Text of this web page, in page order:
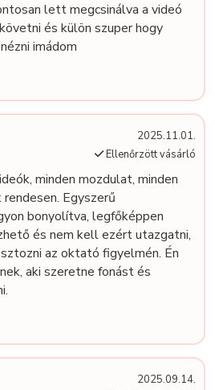
lett megcsinálva a videó
és külön szuper hogy
imádom
2025.11.01.
Ellenőrzött vásárló
minden mozdulat, minden
Egyszerű
bonyolítva, legfőképpen
és nem kell ezért utazgatni,
az oktató figyelmén. Én
aki szeretne fonást és
2025.09.14.